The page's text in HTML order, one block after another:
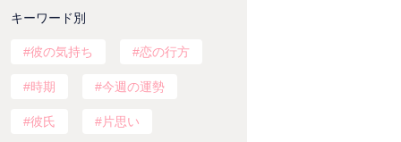
キーワード別
彼の気持ち 恋の行方
時期 今週の運勢
彼氏 片思い